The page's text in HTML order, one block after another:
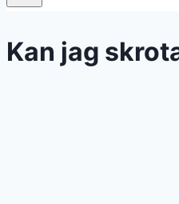
Kan jag